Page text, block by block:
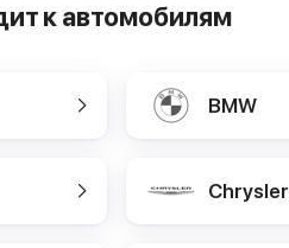
к автомобилям
BMW
Chrysler